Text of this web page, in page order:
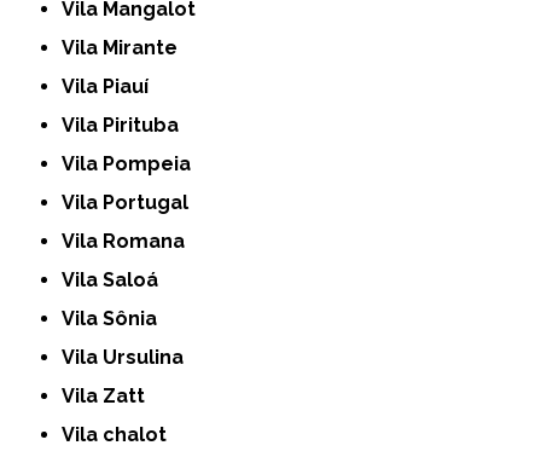
Vila Mangalot
Vila Mirante
Vila Piauí
Vila Pirituba
Vila Pompeia
Vila Portugal
Vila Romana
Vila Saloá
Vila Sônia
Vila Ursulina
Vila Zatt
Vila chalot